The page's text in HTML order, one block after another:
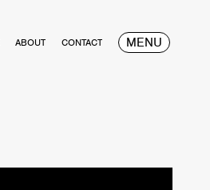
ABOUT CONTACT MENU